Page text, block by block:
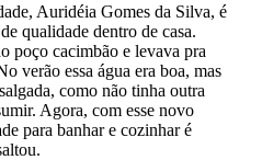
Auridéia Gomes da Silva, é
qualidade dentro de casa.
poço cacimbão e levava pra
verão essa água era boa, mas
como não tinha outra
Agora, com esse novo
para banhar e cozinhar é